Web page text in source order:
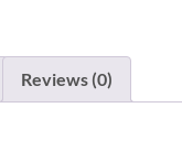
v
Reviews (0)